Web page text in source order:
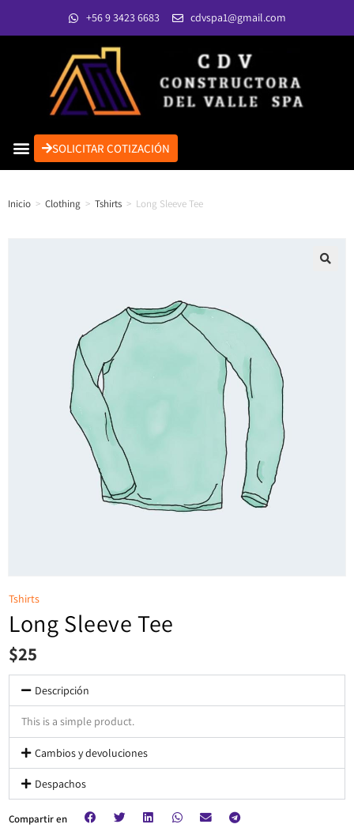
+56 9 3423 6683 cdvspa1@gmail.com
SOLICITAR COTIZACIÓN
Inicio > Clothing > Tshirts > Long Sleeve Tee
Tshirts
Long Sleeve Tee
$25
Descripción
This is a simple product.
Cambios y devoluciones
Despachos
Compartir en